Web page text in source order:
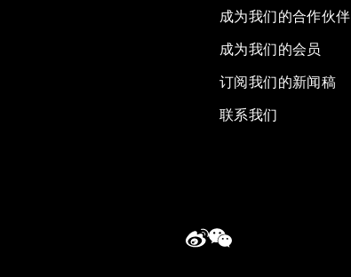
成为我们的合作伙伴
成为我们的会员
订阅我们的新闻稿
联系我们